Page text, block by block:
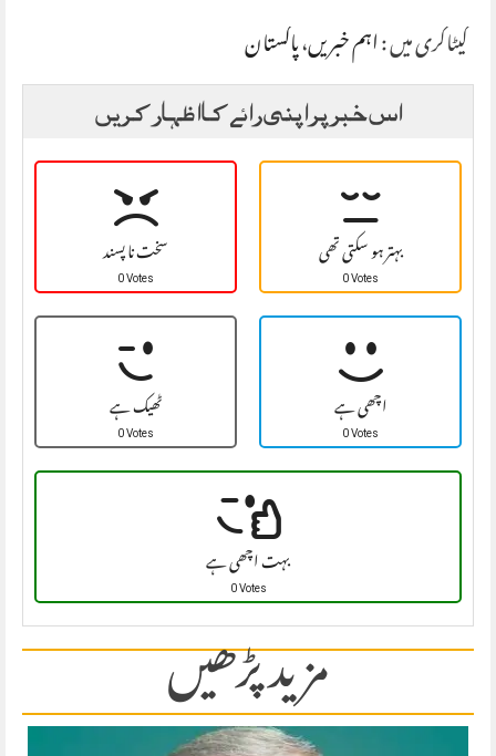
کیٹاگری میں :اہم خبریں،پاکستان
اس خبر پر اپنی رائے کا اظہار کریں
سخت نا پسند
0 Votes بہتر ہو سکتی تھی
0 Votes
ٹھیک ہے
0 Votes اچھی ہے
0 Votes
بہت اچھی ہے
0 Votes
مزید پڑھیں